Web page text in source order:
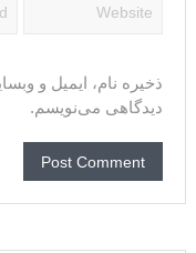
ذخیره نام، ایمیل و
دیدگاهی می‌نویسم.